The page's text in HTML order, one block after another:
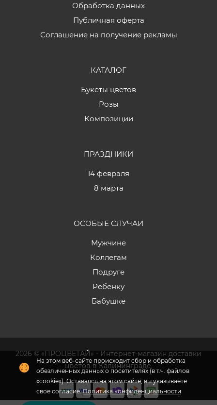
Обработка данных
Публичная оферта
Соглашение на получение рекламы
КАТАЛОГ
Букеты цветов
Розы
Композиции
ПРАЗДНИКИ
14 февраля
8 марта
ОСОБЫЕ СЛУЧАИ
Мужчине
Коллегам
Подруге
Ребенку
Бабушке
2026 © «ПРОЦВЕТАЙ» - Интернет-магазин доставки
цветов в Калининграде.